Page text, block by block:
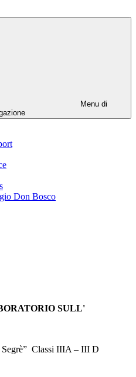
Menu di
Don Bosco
SULL'
Segrè” Classi IIIA – III D